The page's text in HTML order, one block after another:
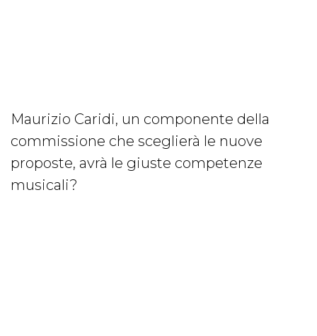
Maurizio Caridi, un componente della
commissione che sceglierà le nuove
proposte, avrà le giuste competenze
musicali?